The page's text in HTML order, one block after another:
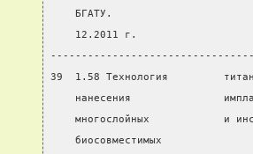
    БГАТУ.
    12.2011 г.
39  1.58 Технология
нанесения
многослойных            и
    биосовместимых